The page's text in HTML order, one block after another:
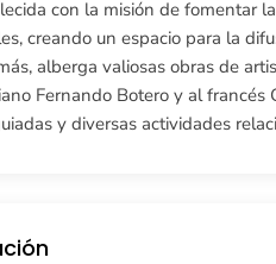
con la misión de fomentar
creando un espacio para la
alberga valiosas obras de
Fernando Botero y al francés
y diversas actividades